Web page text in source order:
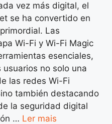
vez más digital, el
se ha convertido en
Las
Wi-Fi y Wi-Fi Magic
esenciales,
no solo una
las redes Wi-Fi
también destacando
la seguridad digital
… Ler mais